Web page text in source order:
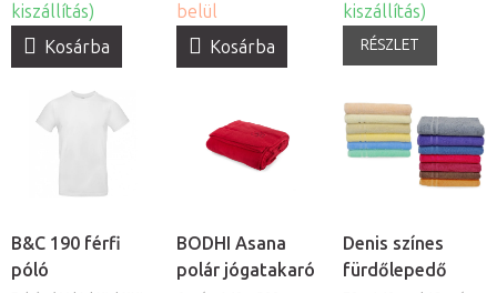
kiszállítás)
Kosárba
belül
Kosárba
kiszállítás)
RÉSZLET
B&C 190 férfi
póló
BODHI Asana
polár jógatakaró
Denis színes
fürdőlepedő